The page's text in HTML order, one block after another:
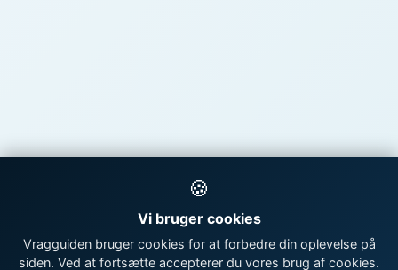
🍪
Vi bruger cookies
Vragguiden bruger cookies for at forbedre din oplevelse på
siden. Ved at fortsætte accepterer du vores brug af cookies.